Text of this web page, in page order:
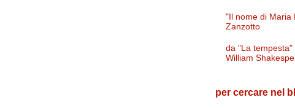
"Il nome di Maria
Zanzotto
da "La
William
per cercare nel